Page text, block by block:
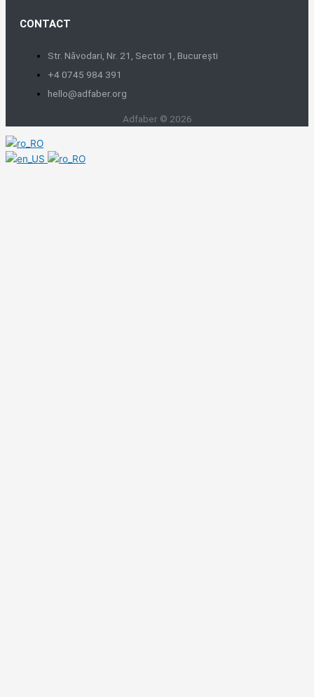
CONTACT
Str. Năvodari, Nr. 21, Sector 1, București
+4 0745 984 391
hello@adfaber.org
Adfaber © 2026